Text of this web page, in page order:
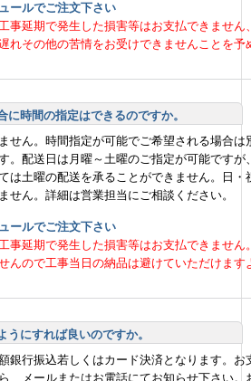
ールでご注文下さい
事延期で発生した損害等はお支払できません
れその他の苦情をお受けできませんことを予
に時間の指定はできるのですか。
せん。時間指定が可能でご希望される場合は
。配送日は月曜～土曜のご指定が可能ですが
は土曜の配送を承ることができません。日・
せん。詳細は営業担当にご相談ください。
ールでご注文下さい
事延期で発生した損害等はお支払できません
んので工事当日の納品は避けていただけます
にすれば良いのですか。
銀行振込若しくはカード決済となります。お
、メールまたはお電話にてお知らせ下さい。